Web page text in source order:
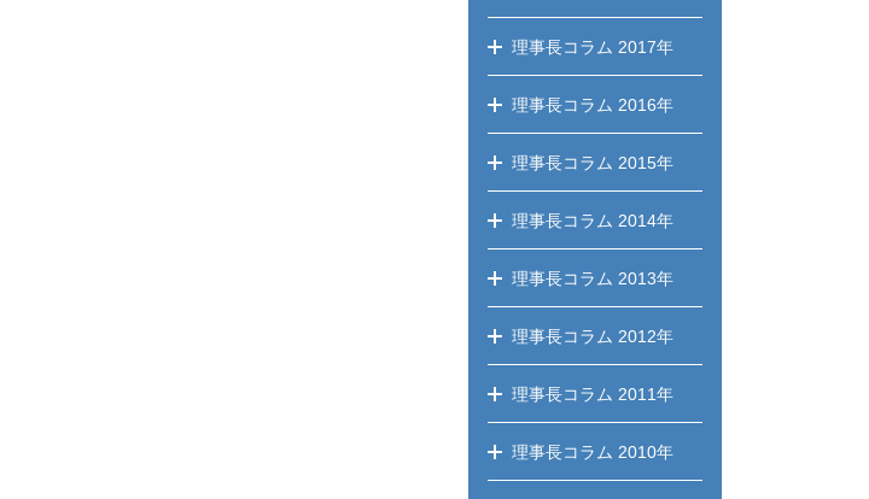
理事長コラム 2017年
理事長コラム 2016年
理事長コラム 2015年
理事長コラム 2014年
理事長コラム 2013年
理事長コラム 2012年
理事長コラム 2011年
理事長コラム 2010年